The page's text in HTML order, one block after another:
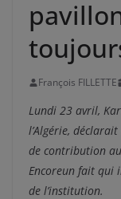
François FILLETTE
Lundi 23 avril,
l’Algérie,
de contribution
Encoreun fait qui
de l’institution.